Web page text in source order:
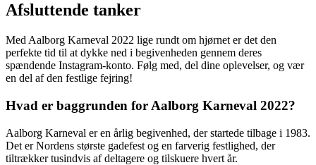
Afsluttende tanker
Med Aalborg Karneval 2022 lige rundt om hjørnet er det den
perfekte tid til at dykke ned i begivenheden gennem deres
spændende Instagram-konto. Følg med, del dine oplevelser, og vær
en del af den festlige fejring!
Hvad er baggrunden for Aalborg Karneval 2022?
Aalborg Karneval er en årlig begivenhed, der startede tilbage i 1983.
Det er Nordens største gadefest og en farverig festlighed, der
tiltrækker tusindvis af deltagere og tilskuere hvert år.